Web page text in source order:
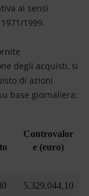
ai sensi
1999.
degli acquisti, si
di azioni
base giornaliera:
Controvalor
e (euro)
5.329.044,10